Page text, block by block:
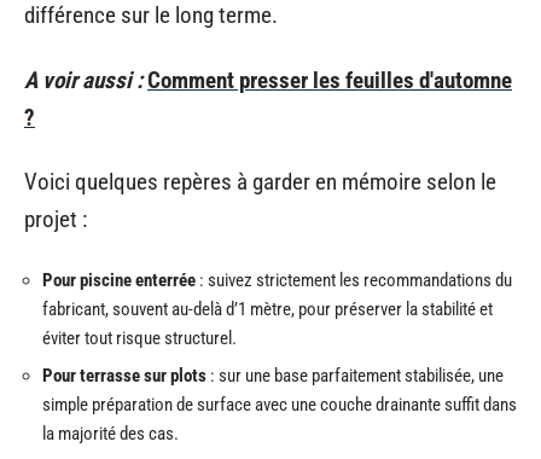
différence sur le long terme.
A voir aussi :Comment presser les feuilles d'automne
?
Voici quelques repères à garder en mémoire selon le
projet :
Pour piscine enterrée : suivez strictement les recommandations du
fabricant, souvent au-delà d’1 mètre, pour préserver la stabilité et
éviter tout risque structurel.
Pour terrasse sur plots : sur une base parfaitement stabilisée, une
simple préparation de surface avec une couche drainante suffit dans
la majorité des cas.